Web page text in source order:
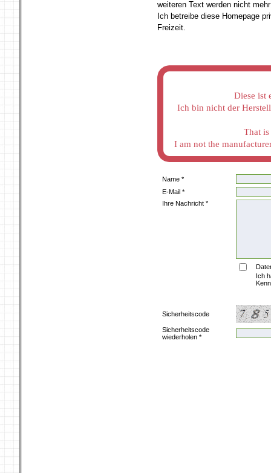
weiteren Text werden nicht
Ich betreibe diese Homepage
Freizeit.
Diese ist
Ich bin nicht der
That
I am not the
Name *
E-Mail *
Ihre Nachricht *
Ich
Sicherheitscode
Sicherheitscode
wiederholen *